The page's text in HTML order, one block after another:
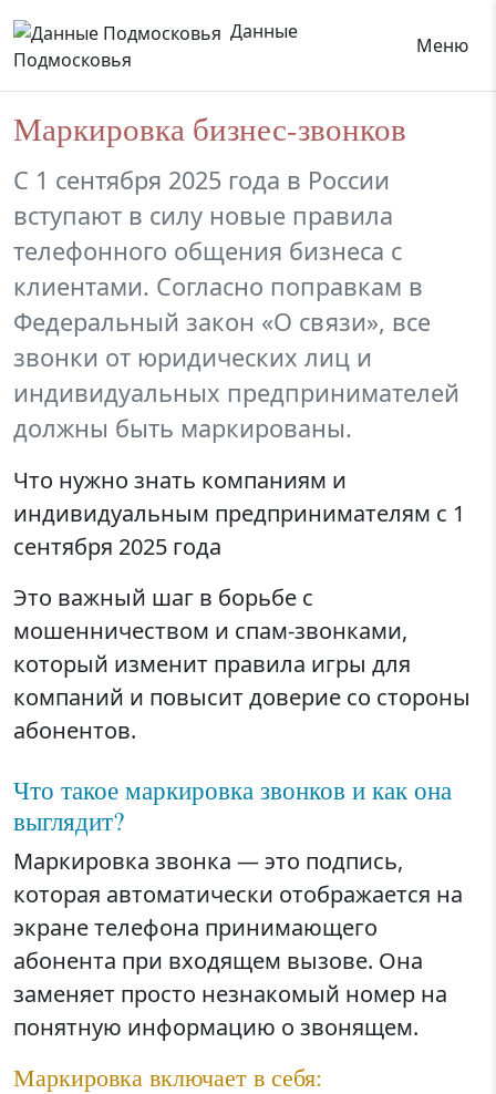
Данные
Подмосковья
Меню
Маркировка бизнес-звонков
С 1 сентября 2025 года в России
вступают в силу новые правила
телефонного общения бизнеса с
клиентами. Согласно поправкам в
Федеральный закон «О связи», все
звонки от юридических лиц и
индивидуальных предпринимателей
должны быть маркированы.
Что нужно знать компаниям и
индивидуальным предпринимателям с 1
сентября 2025 года
Это важный шаг в борьбе с
мошенничеством и спам-звонками,
который изменит правила игры для
компаний и повысит доверие со стороны
абонентов.
Что такое маркировка звонков и как она
выглядит?
Маркировка звонка — это подпись,
которая автоматически отображается на
экране телефона принимающего
абонента при входящем вызове. Она
заменяет просто незнакомый номер на
понятную информацию о звонящем.
Маркировка включает в себя: